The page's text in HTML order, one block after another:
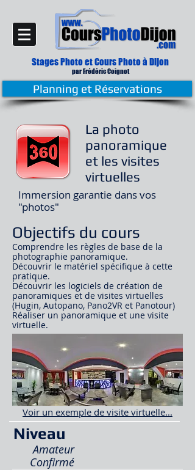
Stages Photo et Cours Photoà Dijon
par Frédéric Coignot
Planning et Réservations
La photo
panoramique
et les visites
virtuelles
Immersion garantie dans vos
"photos"
Objectifs du cours
Comprendre les règles de base de la
photographie panoramique.
Découvrir le matériel spécifique à cette
pratique.
Découvrir les logiciels de création de
panoramiques et de visites virtuelles
(Hugin, Autopano, Pano2VR et Panotour)
Réaliser un panoramique et une visite
virtuelle.
Voir un exemple de visite virtuelle...
Niveau
Amateur
Confirmé